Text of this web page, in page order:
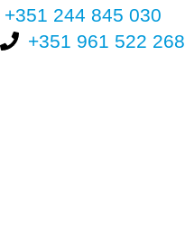
+351 244 845 030
+351 961 522 268